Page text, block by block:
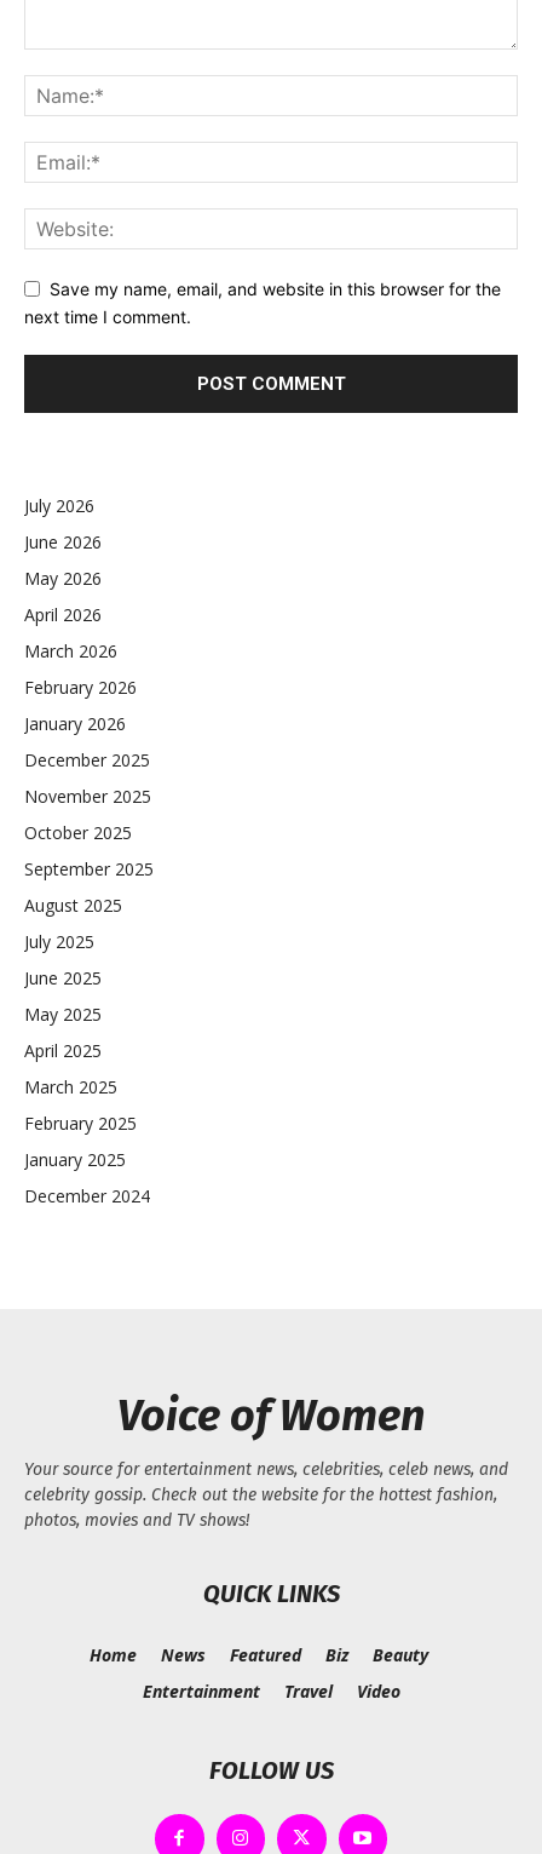
Save my name, email, and website in this browser for the
next time I comment.
July 2026
June 2026
May 2026
April 2026
March 2026
February 2026
January 2026
December 2025
November 2025
October 2025
September 2025
August 2025
July 2025
June 2025
May 2025
April 2025
March 2025
February 2025
January 2025
December 2024
Voice of Women
Your source for entertainment news, celebrities, celeb news, and
celebrity gossip. Check out the website for the hottest fashion,
photos, movies and TV shows!
QUICK LINKS
Home News Featured Biz
Beauty
Entertainment
Travel Video
FOLLOW US